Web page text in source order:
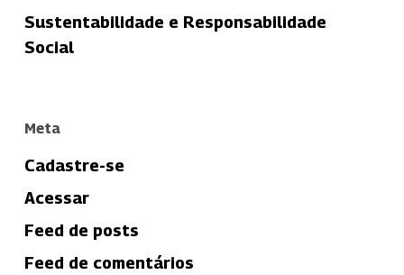
Sustentabilidade e Responsabilidade
Social
Meta
Cadastre-se
Acessar
Feed de posts
Feed de comentários